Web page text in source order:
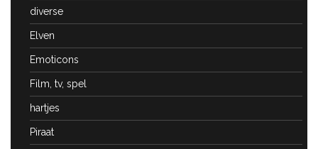
diverse
Elven
Emoticons
Film, tv, spel
hartjes
Piraat